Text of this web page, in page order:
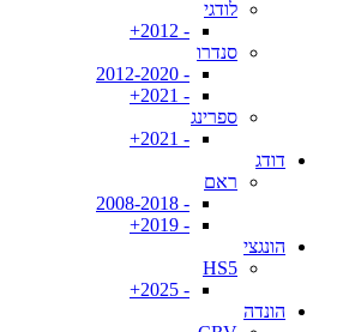
לודגי
- 2012+
סנדרו
- 2012-2020
- 2021+
ספרינג
- 2021+
דודג
ראם
- 2008-2018
- 2019+
הונגצי
HS5
- 2025+
הונדה